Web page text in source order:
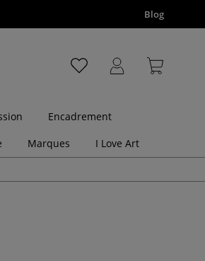
Blog
Encadrement
Marques I Love Art